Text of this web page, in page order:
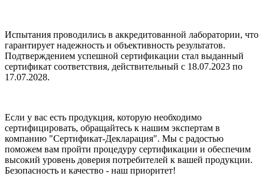
Испытания проводились в аккредитованной лаборатории, что
гарантирует надежность и объективность результатов.
Подтверждением успешной сертификации стал выданный
сертификат соответствия, действительный с 18.07.2023 по
17.07.2028.
Если у вас есть продукция, которую необходимо
сертифицировать, обращайтесь к нашим экспертам в
компанию "Сертификат-Декларация". Мы с радостью
поможем вам пройти процедуру сертификации и обеспечим
высокий уровень доверия потребителей к вашей продукции.
Безопасность и качество - наш приоритет!